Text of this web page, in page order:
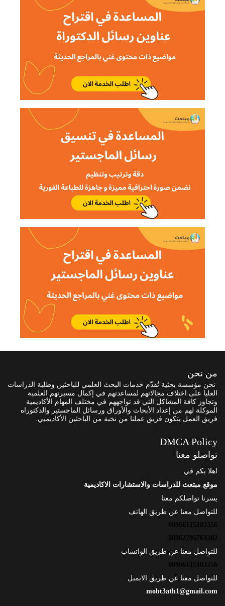
من نحن
نحن مؤسسة بحثية تُقدّم خدمات البحث العلمي للباحثين وطلبة الدراسات
العليا على اختلاف مجالاتهم لمساعدتهم في إكمال مسيرتهم العلمية
وتجاوز كافة المشاكل التي قد تواجههم في مختلف المهام الأكاديمية
الموكلة لهم من إعداد الأبحاث والأوراق ورسائل الماجستير والدكتوراه
فريق العمل يتكون فريق عملنا من نخبة من الباحثين الأكاديميي.
DMCA Policy
تواصلو معنا
اهلا بكم في
موقع مبتعث للدراسات والاستشارات الاكاديمية
يسرنا تواصلكم معنا
للتواصل معنا عن طريق الهاتف
00966115103356
00962795763302
للتواصل معنا عن طريق الواتساب
00966115103356
للتواصل معنا عن طريق الايميل
mobt3ath1@gmail.com